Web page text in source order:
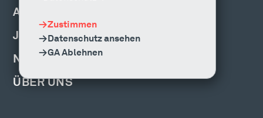
Zustimmen
Datenschutz ansehen
GA Ablehnen
AGENTUR FINDEN
JOBS & WEITERBILDUNG
NEWS, EVENTS & PUBLIKATIONEN
ÜBER UNS